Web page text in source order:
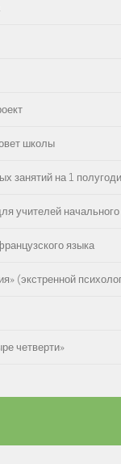
школы
занятий на 1
учителей
языка
(экстренной
четверти»